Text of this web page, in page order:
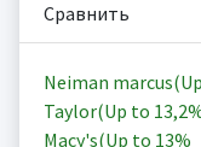
Сравнить
Neiman
Taylor(Up to
Macy's(Up to 13%